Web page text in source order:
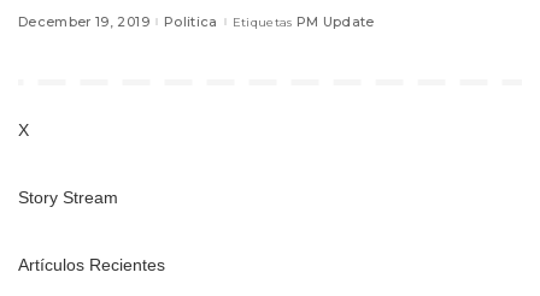
December 19, 2019 Politica Etiquetas PM Update
X
Story Stream
Artículos Recientes